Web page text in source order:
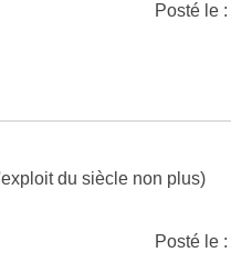
Posté le
du siècle non plus)
Posté le